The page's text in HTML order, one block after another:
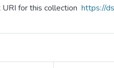
URI for this collection https://